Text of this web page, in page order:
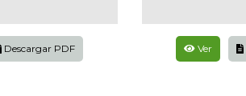
Descargar PDF Ver